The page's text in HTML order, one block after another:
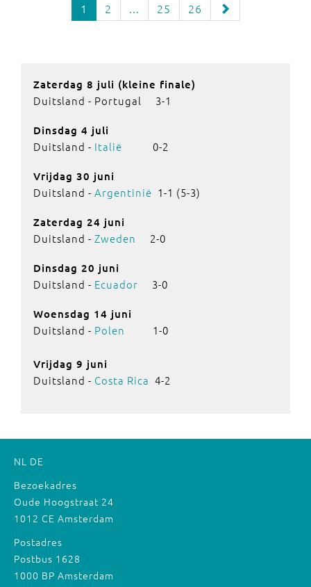
1 2 ... 25 26
Zaterdag 8 juli (kleine finale)
Duitsland - Portugal 3-1
Dinsdag 4 juli
Duitsland - Italië 0-2
Vrijdag 30 juni
Duitsland - Argentinië 1-1 (5-3)
Zaterdag 24 juni
Duitsland - Zweden 2-0
Dinsdag 20 juni
Duitsland - Ecuador 3-0
Woensdag 14 juni
Duitsland - Polen 1-0
Vrijdag 9 juni
Duitsland - Costa Rica 4-2
NL DE
Bezoekadres
Oude Hoogstraat 24
1012 CE Amsterdam
Postadres
Postbus 1628
1000 BP Amsterdam